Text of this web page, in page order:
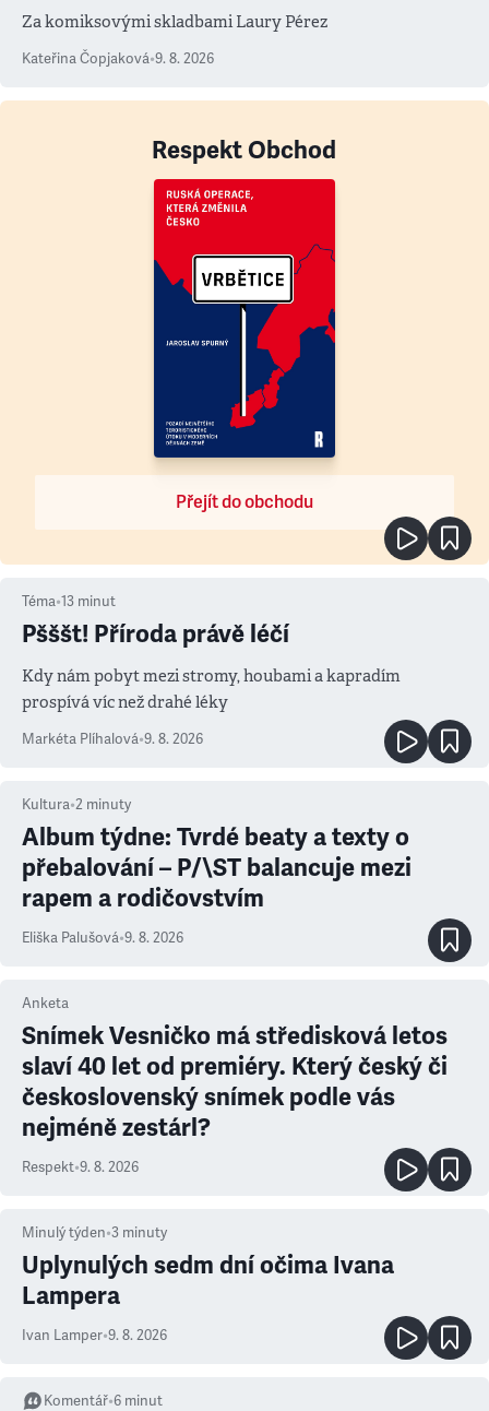
Za komiksovými skladbami Laury Pérez
Kateřina Čopjaková•9. 8. 2026
Respekt Obchod
Přejít do obchodu
Téma•13 minut
Pšššt! Příroda právě léčí
Kdy nám pobyt mezi stromy, houbami a kapradím
prospívá víc než drahé léky
Markéta Plíhalová•9. 8. 2026
Kultura•2 minuty
Album týdne: Tvrdé beaty a texty o
přebalování – P/\ST balancuje mezi
rapem a rodičovstvím
Eliška Palušová•9. 8. 2026
Anketa
Snímek Vesničko má středisková letos
slaví 40 let od premiéry. Který český či
československý snímek podle vás
nejméně zestárl?
Respekt•9. 8. 2026
Minulý týden•3 minuty
Uplynulých sedm dní očima Ivana
Lampera
Ivan Lamper•9. 8. 2026
Komentář•6 minut